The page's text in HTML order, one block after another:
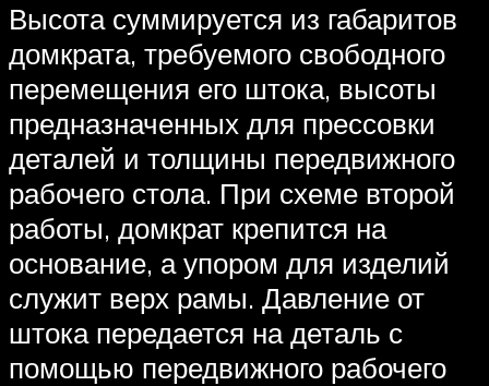
Высота суммируется из габаритов
домкрата, требуемого свободного
перемещения его штока, высоты
предназначенных для прессовки
деталей и толщины передвижного
рабочего стола. При схеме второй
работы, домкрат крепится на
основание, а упором для изделий
служит верх рамы. Давление от
штока передается на деталь с
помощью передвижного рабочего